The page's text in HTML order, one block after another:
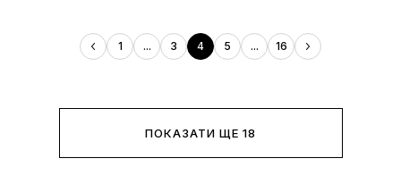
1 ... 3 4 5 ... 16
ПОКАЗАТИ ЩЕ 18